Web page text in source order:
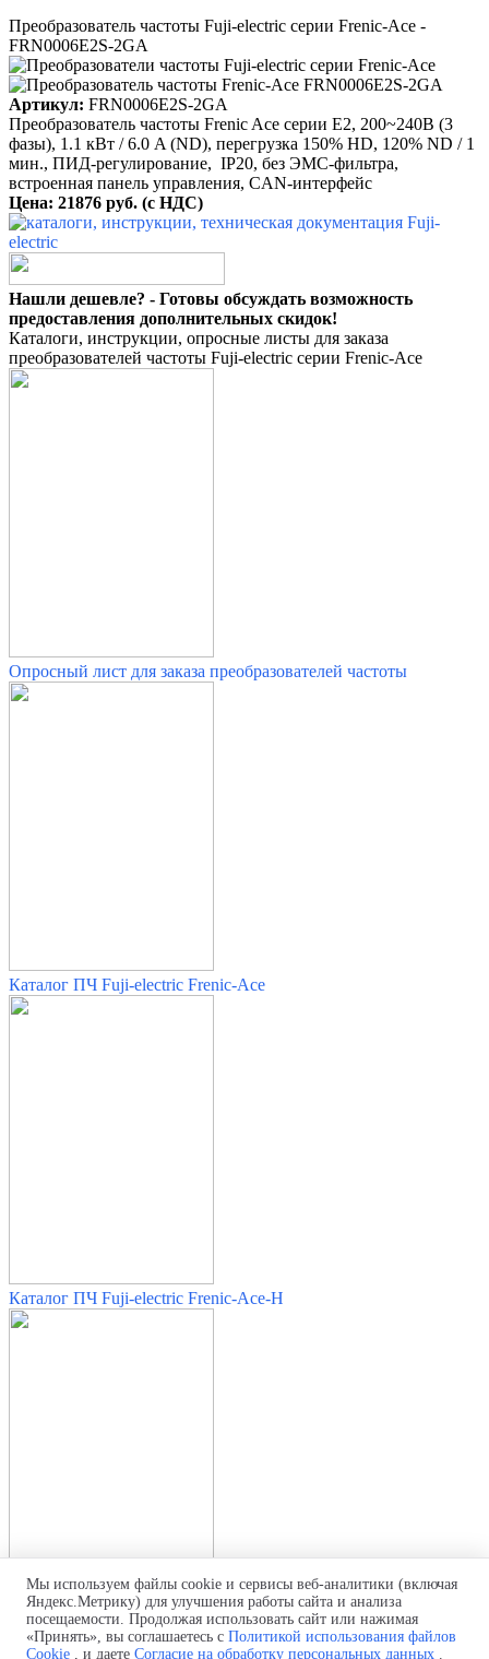
Преобразователь частоты Fuji-electric серии Frenic-Ace -
FRN0006E2S-2GA
Артикул: FRN0006E2S-2GA
Преобразователь частоты Frenic Ace серии E2, 200~240B (3
фазы), 1.1 кВт / 6.0 A (ND), перегрузка 150% HD, 120% ND / 1
мин., ПИД-регулирование, IP20, без ЭМС-фильтра,
встроенная панель управления, CAN-интерфейс
Цена: 21876 руб. (с НДС)
Нашли дешевле? - Готовы обсуждать возможность
предоставления дополнительных скидок!
Каталоги, инструкции, опросные листы для заказа
преобразователей частоты Fuji-electric серии Frenic-Ace
Опросный лист для заказа преобразователей частоты
Каталог ПЧ Fuji-electric Frenic-Ace
Каталог ПЧ Fuji-electric Frenic-Ace-H
Насосные системы на солн. батареях (Frenic-Ace)
Политика обработки персональных данных
Мы используем файлы cookie и сервисы веб-аналитики (включая
Яндекс.Метрику) для улучшения работы сайта и анализа
посещаемости. Продолжая использовать сайт или нажимая
«Принять», вы соглашаетесь с Политикой использования файлов
Cookie , и даете Согласие на обработку персональных данных .